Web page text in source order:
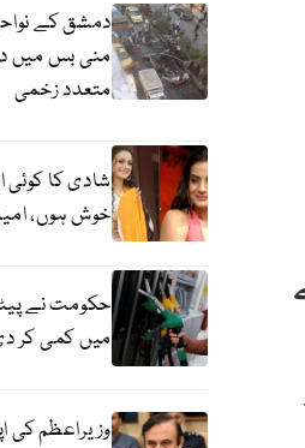
دمشق کے
متعدد زخمی
شادی کا کوئی
خوش ہوں،
حکومت نے
میں کمی کر
وزیراعظم کی